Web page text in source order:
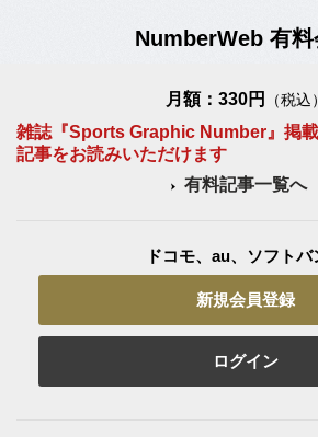
NumberWeb 有料
月額：330円 （税込）
雑誌『Sports Graphic Number』掲
記事をお読みいただけます
有料記事一覧へ
ドコモ、au、ソフトバ
新規会員登録
ログイン